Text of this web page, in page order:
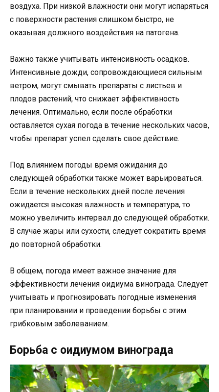
воздуха. При низкой влажности они могут испаряться
с поверхности растения слишком быстро, не
оказывая должного воздействия на патогена.
Важно также учитывать интенсивность осадков.
Интенсивные дожди, сопровождающиеся сильным
ветром, могут смывать препараты с листьев и
плодов растений, что снижает эффективность
лечения. Оптимально, если после обработки
оставляется сухая погода в течение нескольких часов,
чтобы препарат успел сделать свое действие.
Под влиянием погоды время ожидания до
следующей обработки также может варьироваться.
Если в течение нескольких дней после лечения
ожидается высокая влажность и температура, то
можно увеличить интервал до следующей обработки.
В случае жары или сухости, следует сократить время
до повторной обработки.
В общем, погода имеет важное значение для
эффективности лечения оидиума винограда. Следует
учитывать и прогнозировать погодные изменения
при планировании и проведении борьбы с этим
грибковым заболеванием.
Борьба с оидиумом винограда